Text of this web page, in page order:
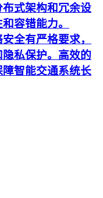
式架构和冗余设
容错能力。
全有严格要求，
私保护。高效的
智能交通系统长